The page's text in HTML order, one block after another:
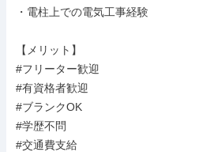
・電柱上での電気工事経験
【メリット】
#フリーター歓迎
#有資格者歓迎
#ブランクOK
#学歴不問
#交通費支給